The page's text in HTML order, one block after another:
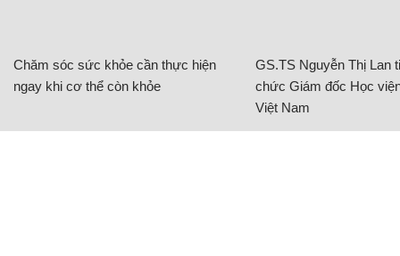
Chăm sóc sức khỏe cần thực hiện
ngay khi cơ thể còn khỏe
GS.TS Nguyễn Thị Lan
chức Giám đốc Học
Việt Nam